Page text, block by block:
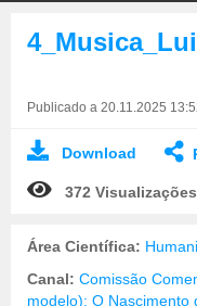
Publicado a 20.11.2025
Download
372 Visualizações
Área Científica:
Canal: Comissão
modelo): O Nascimento